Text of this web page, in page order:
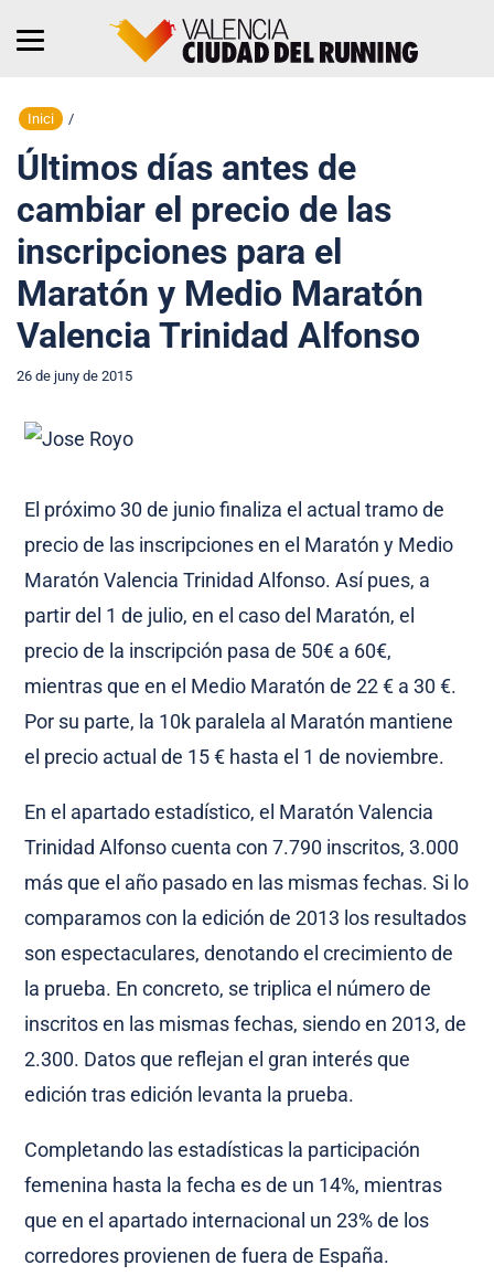
Inici /
Últimos días antes de
cambiar el precio de las
inscripciones para el
Maratón y Medio Maratón
Valencia Trinidad Alfonso
26 de juny de 2015
El próximo 30 de junio finaliza el actual tramo de
precio de las inscripciones en el Maratón y Medio
Maratón Valencia Trinidad Alfonso. Así pues, a
partir del 1 de julio, en el caso del Maratón, el
precio de la inscripción pasa de 50€ a 60€,
mientras que en el Medio Maratón de 22 € a 30 €.
Por su parte, la 10k paralela al Maratón mantiene
el precio actual de 15 € hasta el 1 de noviembre.
En el apartado estadístico, el Maratón Valencia
Trinidad Alfonso cuenta con 7.790 inscritos, 3.000
más que el año pasado en las mismas fechas. Si lo
comparamos con la edición de 2013 los resultados
son espectaculares, denotando el crecimiento de
la prueba. En concreto, se triplica el número de
inscritos en las mismas fechas, siendo en 2013, de
2.300. Datos que reflejan el gran interés que
edición tras edición levanta la prueba.
Completando las estadísticas la participación
femenina hasta la fecha es de un 14%, mientras
que en el apartado internacional un 23% de los
corredores provienen de fuera de España.